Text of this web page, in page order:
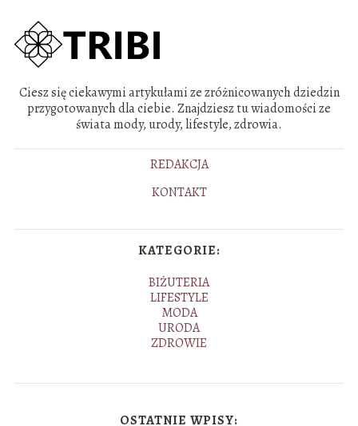
Ciesz się ciekawymi artykułami ze zróżnicowanych dziedzin
przygotowanych dla ciebie. Znajdziesz tu wiadomości ze
świata mody, urody, lifestyle, zdrowia.
REDAKCJA
KONTAKT
KATEGORIE:
BIŻUTERIA
LIFESTYLE
MODA
URODA
ZDROWIE
OSTATNIE WPISY: